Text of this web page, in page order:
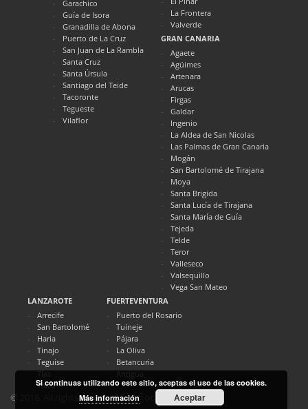
Garachico
Guía de Isora
Granadilla de Abona
Puerto de La Cruz
San Juan de La Rambla
Santa Cruz
Santa Úrsula
Santiago del Teide
Tacoronte
Tegueste
Vilaflor
La Frontera
Valverde
GRAN CANARIA
Agaete
Agüimes
Artenara
Arucas
Firgas
Galdar
Ingenio
La Aldea de San Nicolas
Las Palmas de Gran Canaria
Mogán
San Bartolomé de Tirajana
Moya
Santa Brigida
Santa Lucía de Tirajana
Santa María de Guía
Tejeda
Telde
Teror
Valleseco
Valsequillo
Vega San Mateo
LANZAROTE
Arrecife
San Bartolomé
Haria
Tinajo
Teguise
Tías
Yaiza
FUERTEVENTURA
Puerto del Rosario
Tuineje
Pájara
La Oliva
Betancuria
Antigua
© 2018. All rights reserved. Directocanarias.com
Si continuas utilizando este sitio, aceptas el uso de las cookies.
Más información
Aceptar